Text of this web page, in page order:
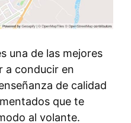
una de las mejores
a conducir en
de calidad
que te
al volante.